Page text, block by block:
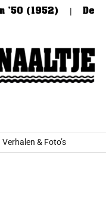
(1952) De
Verhalen & Foto’s